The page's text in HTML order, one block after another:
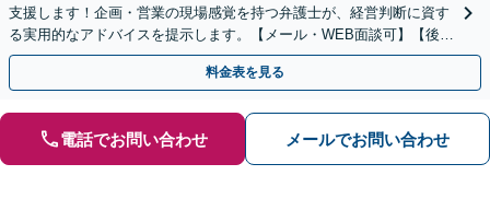
支援します！企画・営業の現場感覚を持つ弁護士が、経営判断に資す
る実用的なアドバイスを提示します。【メール・WEB面談可】【後払
い利用可】
料金表を見る
電話でお問い合わせ メールでお問い合わせ